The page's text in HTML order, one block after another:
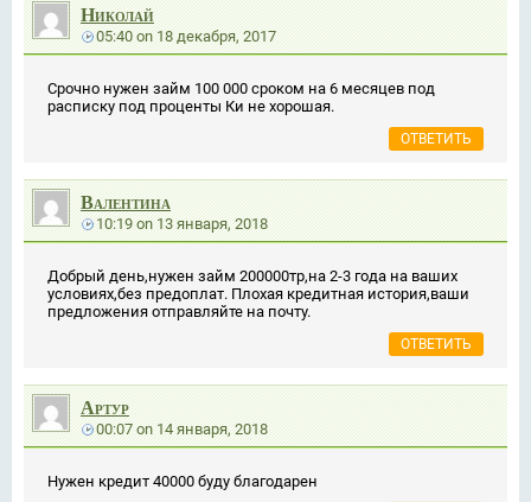
Николай
05:40on18 декабря, 2017
Срочно нужен займ 100 000 сроком на 6 месяцев под
расписку под проценты Ки не хорошая.
ОТВЕТИТЬ
Валентина
10:19on13 января, 2018
Добрый день,нужен займ 200000тр,на 2-3 года на ваших
условиях,без предоплат. Плохая кредитная история,ваши
предложения отправляйте на почту.
ОТВЕТИТЬ
Артур
00:07on14 января, 2018
Нужен кредит 40000 буду благодарен